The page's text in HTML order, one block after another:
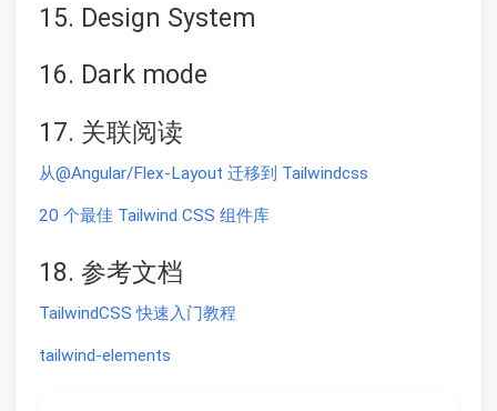
15. Design System
16. Dark mode
17. 关联阅读
从@Angular/Flex-Layout 迁移到 Tailwindcss
20 个最佳 Tailwind CSS 组件库
18. 参考文档
TailwindCSS 快速入门教程
tailwind-elements